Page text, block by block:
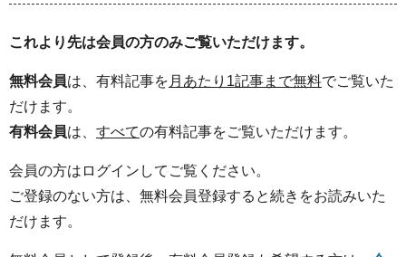
これより先は会員の方のみご覧いただけます。
無料会員は、有料記事を 月あたり1記事まで無料でご覧いた
だけます。
有料会員は、 すべての有料記事をご覧いただけます。
会員の方はログインしてご覧ください。
ご登録のない方は、無料会員登録すると続きをお読みいた
だけます。